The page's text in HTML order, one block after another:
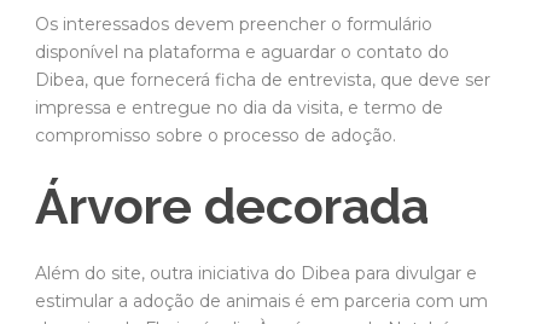
Os interessados devem preencher o formulário
disponível na plataforma e aguardar o contato do
Dibea, que fornecerá ficha de entrevista, que deve ser
impressa e entregue no dia da visita, e termo de
compromisso sobre o processo de adoção.
Árvore decorada
Além do site, outra iniciativa do Dibea para divulgar e
estimular a adoção de animais é em parceria com um